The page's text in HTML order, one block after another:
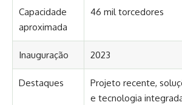
Capacidade
aproximada
46 mil torcedores
Inauguração 2023
Destaques
Projeto recente,
e tecnologia